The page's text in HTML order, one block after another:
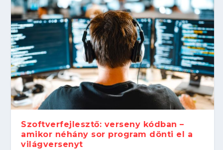
Kitalálod, mire használják ezeket a
gépeket?
Nem sikerült az egyetemi felvételi?
Tanulj szakmát!
Szoftverfejlesztő: verseny kódban –
amikor néhány sor program dönti el a
világversenyt...
Digitális detox – hogyan kapcsolódj ki
telefon nélkül?
Szoftverfejlesztő: verseny kódban –
amikor néhány sor program dönti el a
világversenyt